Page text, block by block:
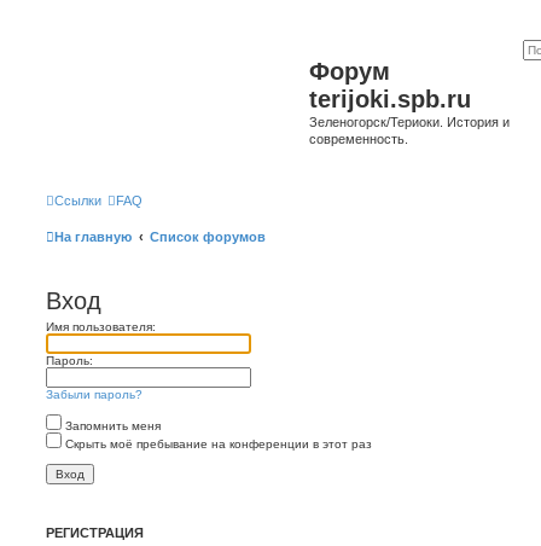
Форум
terijoki.spb.ru
Зеленогорск/Териоки. История и
современность.
Ссылки FAQ
На главную Список форумов
Вход
Имя пользователя:
Пароль:
Забыли пароль?
Запомнить меня
Скрыть моё пребывание на конференции в этот раз
РЕГИСТРАЦИЯ